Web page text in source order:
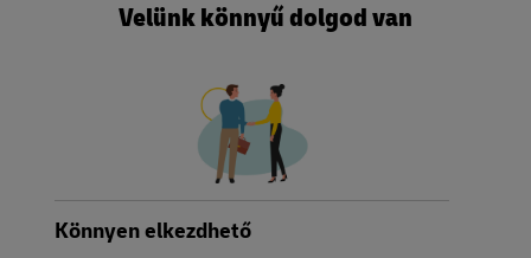
Velünk könnyű dolgod van
Könnyen elkezdhető